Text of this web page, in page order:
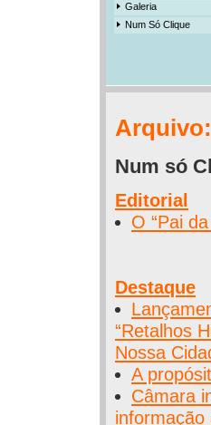
Galeria
Num Só Clique
Num só
Editorial
O “Pai
Destaque
“Retalhos
Nossa
A
Câmara